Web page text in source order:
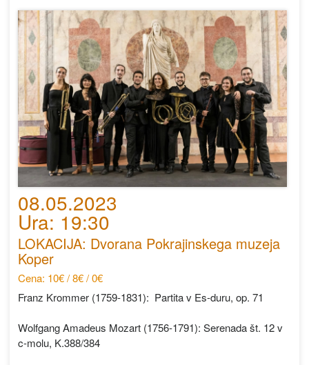
08.05.2023
Ura: 19:30
LOKACIJA: Dvorana Pokrajinskega muzeja
Koper
Cena: 10€ / 8€ / 0€
Franz Krommer (1759-1831): Partita v Es-duru, op. 71
Wolfgang Amadeus Mozart (1756-1791): Serenada št. 12 v
c-molu, K.388/384